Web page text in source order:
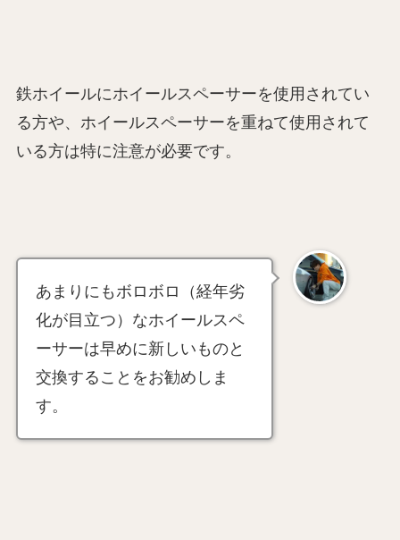
鉄ホイールにホイールスペーサーを使用されてい
る方や、ホイールスペーサーを重ねて使用されて
いる方は特に注意が必要です。
あまりにもボロボロ（経年劣
化が目立つ）なホイールスペ
ーサーは早めに新しいものと
交換することをお勧めしま
す。